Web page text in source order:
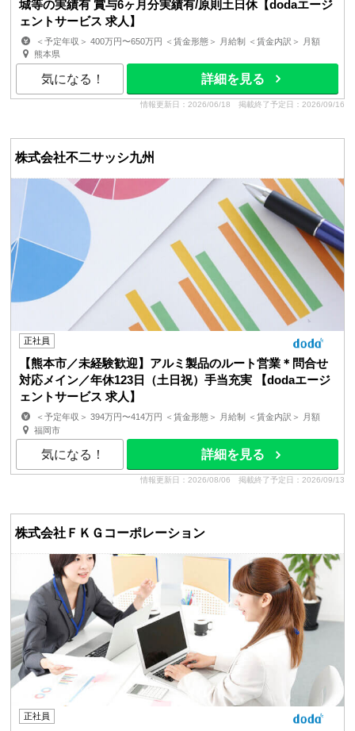
城等の実績有 賞与6ヶ月分実績有/原則土日休【dodaエージ
ェントサービス 求人】
＜予定年収＞ 400万円〜650万円 ＜賃金形態＞ 月給制 ＜賃金内訳＞ 月額
（基本給）：190,000円〜240,000円 ＜月給＞ 1...
熊本県
気になる！ 詳細を見る
情報更新日：2026/06/18 掲載終了予定日：2026/09/16
株式会社不二サッシ九州
正社員
【熊本市／未経験歓迎】アルミ製品のルート営業＊問合せ
対応メイン／年休123日（土日祝）手当充実 【dodaエージ
ェントサービス 求人】
＜予定年収＞ 394万円〜414万円 ＜賃金形態＞ 月給制 ＜賃金内訳＞ 月額
（基本給）：205,500円〜214,000円 その他固定手当...
福岡市
気になる！ 詳細を見る
情報更新日：2026/08/06 掲載終了予定日：2026/09/13
株式会社ＦＫＧコーポレーション
正社員